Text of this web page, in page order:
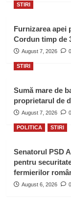
STIRI
Furnizarea apei
Cordun timp de
August 7, 2026 0
STIRI
Sumă mare de
proprietarul de
August 7, 2026 0
POLITICA STIRI
Senatorul PSD
pentru
fermierilor
August 6, 2026 0